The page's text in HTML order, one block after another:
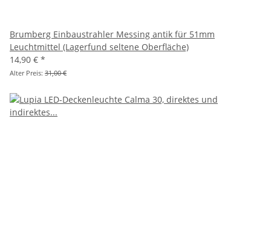
Brumberg Einbaustrahler Messing antik für 51mm
Leuchtmittel (Lagerfund seltene Oberfläche)
14,90 € *
Alter Preis: 31,00 €